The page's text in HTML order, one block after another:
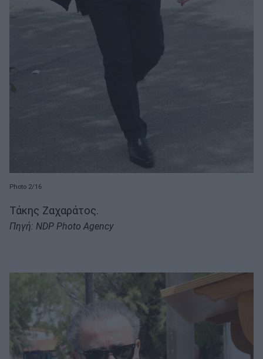
Photo 2/16
Τάκης Ζαχαράτος.
Πηγή: NDP Photo Agency